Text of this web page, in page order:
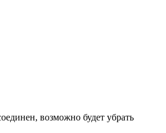
возможно будет убрать